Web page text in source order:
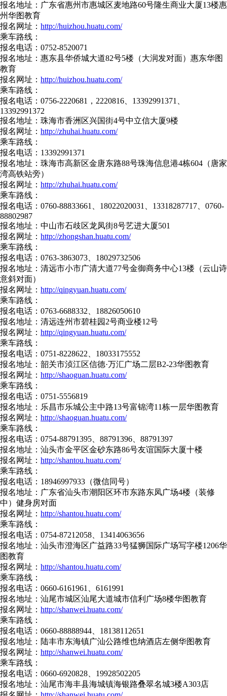
报名地址：广东省惠州市惠城区麦地路60号隆生商业大厦13楼惠
州华图教育
报名网址： http://huizhou.huatu.com/
乘车路线：
报名电话：0752-8520071
报名地址：惠东县华侨城大道82号5楼（大润发对面）惠东华图
教育
报名网址： http://huizhou.huatu.com/
乘车路线：
报名电话：0756-2220681，2220816、13392991371、
13392991372
报名地址：珠海市香洲区兴国街4号中立信大厦9楼
报名网址： http://zhuhai.huatu.com/
乘车路线：
报名电话：13392991371
报名地址：珠海市高新区金唐东路88号珠海信息港4栋604（唐家
湾高铁站旁）
报名网址： http://zhuhai.huatu.com/
乘车路线：
报名电话：0760-88833661、18022020031、13318287717、0760-
88802987
报名地址：中山市石歧区龙凤街8号艺进大厦501
报名网址： http://zhongshan.huatu.com/
乘车路线：
报名电话：0763-3863073、18029732506
报名地址：清远市小市广清大道77号金御商务中心13楼（云山诗
意斜对面）
报名网址： http://qingyuan.huatu.com/
乘车路线：
报名电话：0763-6688332、18826050610
报名地址：清远连州市碧桂园2号商业楼12号
报名网址： http://qingyuan.huatu.com/
乘车路线：
报名电话：0751-8228622、18033175552
报名地址：韶关市浈江区信德·万汇广场二层B2-23华图教育
报名网址： http://shaoguan.huatu.com/
乘车路线：
报名电话：0751-5556819
报名地址：乐昌市乐城公主中路13号富锦湾11栋一层华图教育
报名网址： http://shaoguan.huatu.com/
乘车路线：
报名电话：0754-88791395、88791396、88791397
报名地址：汕头市金平区金砂东路86号友谊国际大厦十楼
报名网址： http://shantou.huatu.com/
乘车路线：
报名电话：18946997933（微信同号）
报名地址：广东省汕头市潮阳区环市东路东凤广场4楼（装修
中）健身房对面
报名网址： http://shantou.huatu.com/
乘车路线：
报名电话：0754-87212058、13414063656
报名地址：汕头市澄海区广益路33号猛狮国际广场写字楼1206华
图教育
报名网址： http://shantou.huatu.com/
乘车路线：
报名电话：0660-6161961、6161991
报名地址：汕尾市城区汕尾大道城市信利广场8楼华图教育
报名网址： http://shanwei.huatu.com/
乘车路线：
报名电话：0660-88888944、18138112651
报名地址：陆丰市东海镇广汕公路维也纳酒店左侧华图教育
报名网址： http://shanwei.huatu.com/
乘车路线：
报名电话：0660-6920828、19928502205
报名地址：汕尾市海丰县海城镇海银路叠翠名城3楼A303店